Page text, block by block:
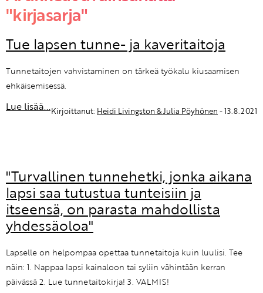
"kirjasarja"
Tue lapsen tunne- ja kaveritaitoja
Tunnetaitojen vahvistaminen on tärkeä työkalu kiusaamisen
ehkäisemisessä.
Lue lisää...Kirjoittanut: Heidi Livingston & Julia Pöyhönen - 13.8.2021
"Turvallinen tunnehetki, jonka aikana
lapsi saa tutustua tunteisiin ja
itseensä, on parasta mahdollista
yhdessäoloa"
Lapselle on helpompaa opettaa tunnetaitoja kuin luulisi. Tee
näin: 1. Nappaa lapsi kainaloon tai syliin vähintään kerran
päivässä 2. Lue tunnetaitokirja! 3. VALMIS!